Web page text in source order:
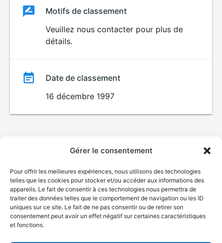
Gérer le consentement
Pour offrir les meilleures expériences, nous utilisons des technologies
telles que les cookies pour stocker et/ou accéder aux informations des
appareils. Le fait de consentir à ces technologies nous permettra de
traiter des données telles que le comportement de navigation ou les ID
uniques sur ce site. Le fait de ne pas consentir ou de retirer son
consentement peut avoir un effet négatif sur certaines caractéristiques
et fonctions.
ClassementClassement
Motifs de classement
Veuillez nous contacter pour plus de
détails.
Date de classement
16 décembre 1997